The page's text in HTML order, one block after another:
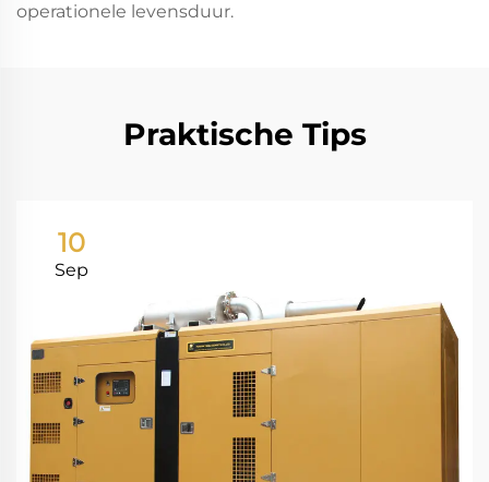
operationele levensduur.
Praktische Tips
10
Sep